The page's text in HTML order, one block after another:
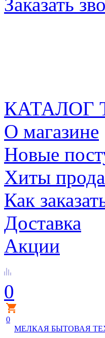
КАТАЛОГ
О магазине
Новые
Хиты
Как
Доставка
Акции
0
0
МЕЛКАЯ БЫТОВАЯ